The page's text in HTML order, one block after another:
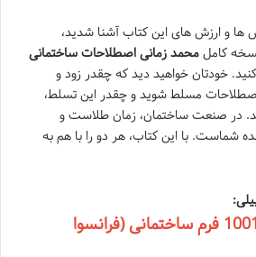
ها و ارزش های این کتاب آشنا شدید،
کاملمحمد زمانی اصطلاحات ساختمانی
کنید. خودتان خواهید دید که چقدر زود و
مسلط شوید و چقدر این تسلط،
در صنعت ساختمان، زمان طلاست و
شماست. با این کتاب، هر دو را با هم به
خلاصه کتاب 1001 فرم ساختمانی (فرانسوا